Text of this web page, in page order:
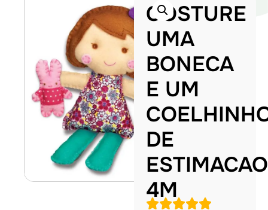
COSTURE
UMA
BONECA
E UM
DE
ESTIMACAO
4M